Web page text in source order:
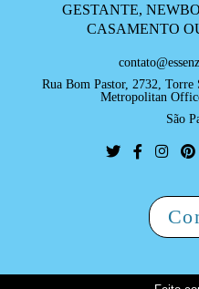
GESTANTE,
CASAMENTO
Rua Bom Pastor, 2732,
Metropolitan
São